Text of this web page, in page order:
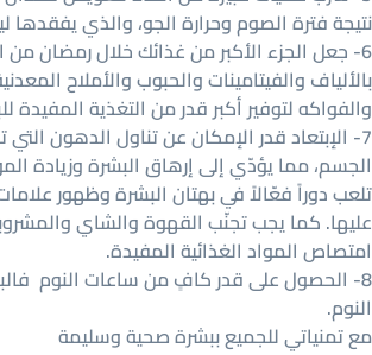
نتيجة فترة الصوم وحرارة الجو، والذي يفقدها
6- جعل الجزء الأكبر من غذائك خلال رمضان من
بالألياف والفيتامينات والحبوب والأملاح
والفواكه لتوفير أكبر قدر من التغذية المفيدة
7- الإبتعاد قدر الإمكان عن تناول الدهون
الجسم، مما يؤدّي إلى إرهاق البشرة وزيادة
تلعب دوراً فعّالاً في بهتان البشرة وظهور
عليها. كما يجب تجنّب القهوة والشاي
امتصاص المواد الغذائية المفيدة.
8- الحصول على قدر كافٍ من ساعات النوم
النوم.
مع تمنياتي للجميع ببشرة صحية وسليمة